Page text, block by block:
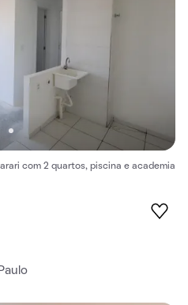
com 2 quartos, piscina e academia